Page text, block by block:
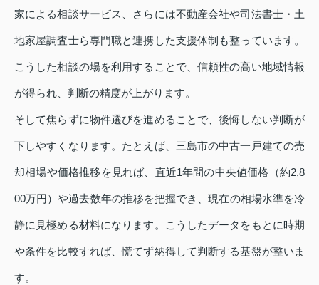
家による相談サービス、さらには不動産会社や司法書士・土
地家屋調査士ら専門職と連携した支援体制も整っています。
こうした相談の場を利用することで、信頼性の高い地域情報
が得られ、判断の精度が上がります。
そして焦らずに物件選びを進めることで、後悔しない判断が
下しやすくなります。たとえば、三島市の中古一戸建ての売
却相場や価格推移を見れば、直近1年間の中央値価格（約2,8
00万円）や過去数年の推移を把握でき、現在の相場水準を冷
静に見極める材料になります。こうしたデータをもとに時期
や条件を比較すれば、慌てず納得して判断する基盤が整いま
す。